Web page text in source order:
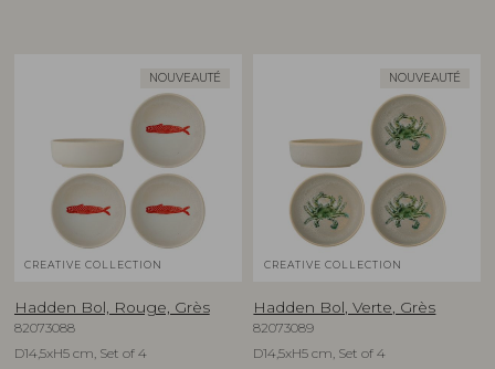
NOUVEAUTÉ
CREATIVE COLLECTION
Hadden Bol, Rouge, Grès
82073088
D14,5xH5 cm, Set of 4
NOUVEAUTÉ
CREATIVE COLLECTION
Hadden Bol, Verte, Grès
82073089
D14,5xH5 cm, Set of 4